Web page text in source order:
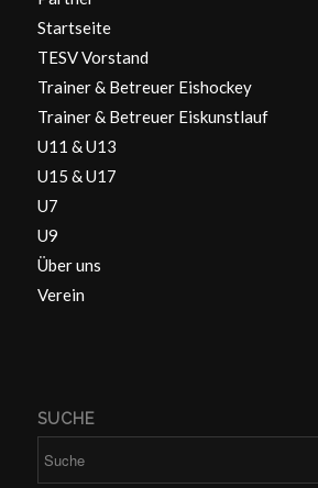
Startseite
TESV Vorstand
Trainer & Betreuer Eishockey
Trainer & Betreuer Eiskunstlauf
U11 & U13
U15 & U17
U7
U9
Über uns
Verein
SUCHE